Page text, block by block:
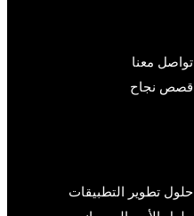
تواصل معنا
قصص نجاح
حلول تطوير التطبيقات